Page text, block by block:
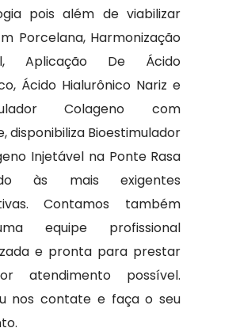
pois além de viabilizar
Porcelana, Harmonização
Aplicação De Ácido
Ácido Hialurônico Nariz e
Colageno com
disponibiliza Bioestimulador
Injetável na Ponte Rasa
às mais exigentes
Contamos também
equipe profissional
e pronta para prestar
atendimento possível.
nos contate e faça o seu